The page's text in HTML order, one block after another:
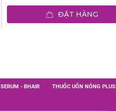
ĐẶT HÀNG
SERUM - BHAIR THUỐC UỐN NÓNG PLUS